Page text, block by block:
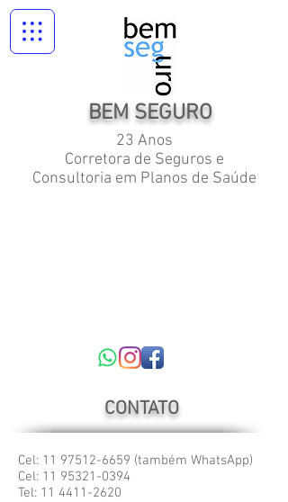
BEM SEGURO
23 Anos
Corretora de Seguros e
Consultoria em Planos de Saúde
CONTATO
Cel: 11 97512-6659 (também WhatsApp)
Cel: 11 95321-0394
Tel: 11 4411-2620